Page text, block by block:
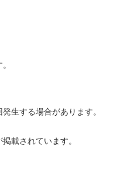
生する場合があります。
載されています。